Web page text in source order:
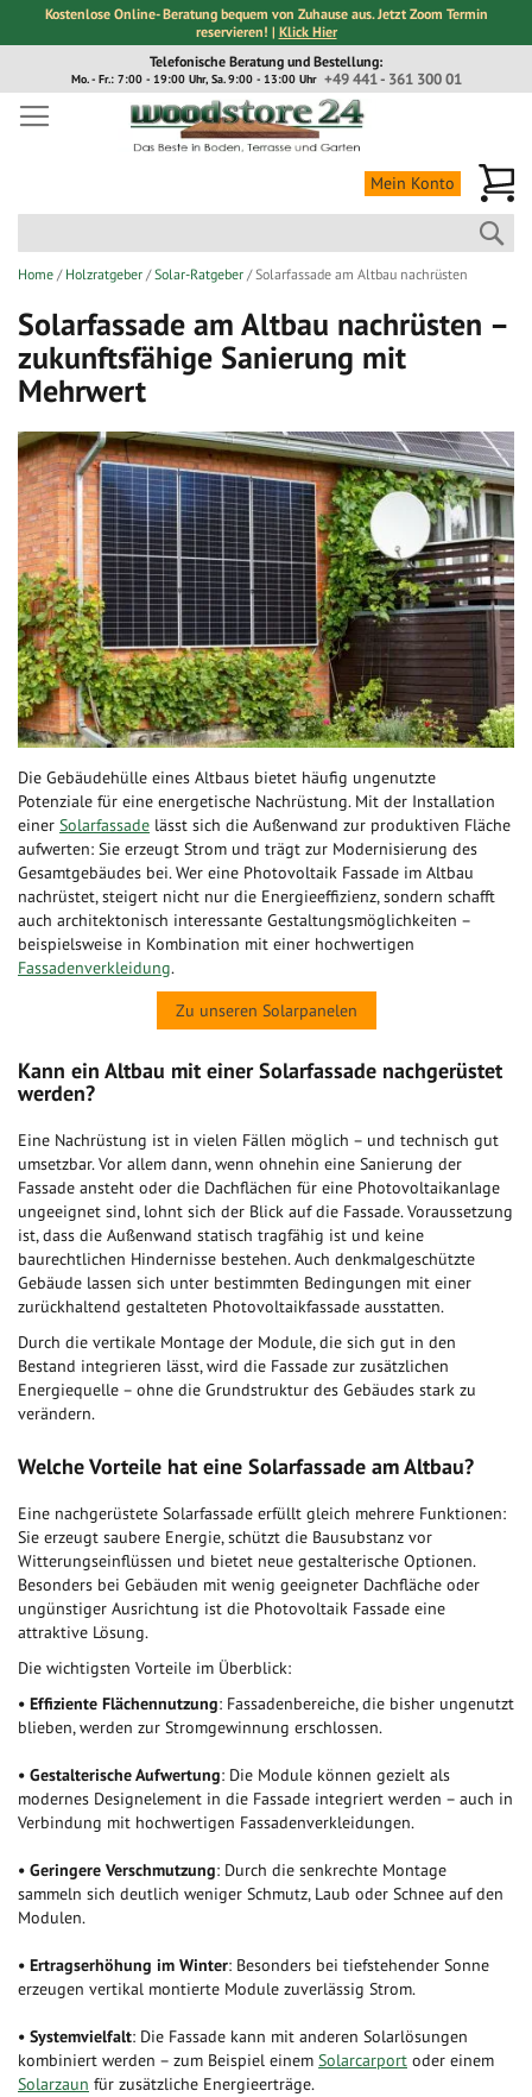
Kostenlose Online- Beratung bequem von Zuhause aus. Jetzt Zoom Termin
reservieren! | Klick Hier
Inhalt
Telefonische Beratung und Bestellung:
+49 441 - 361 300 01
Mo. - Fr.: 7:00 - 19:00 Uhr, Sa. 9:00 - 13:00 Uhr
Mein Konto
Home Holzratgeber Solar-Ratgeber Solarfassade am Altbau nachrüsten
Solarfassade am Altbau nachrüsten –
zukunftsfähige Sanierung mit
Mehrwert
Die Gebäudehülle eines Altbaus bietet häufig ungenutzte
Potenziale für eine energetische Nachrüstung. Mit der Installation
einer Solarfassade lässt sich die Außenwand zur produktiven Fläche
aufwerten: Sie erzeugt Strom und trägt zur Modernisierung des
Gesamtgebäudes bei. Wer eine Photovoltaik Fassade im Altbau
nachrüstet, steigert nicht nur die Energieeffizienz, sondern schafft
auch architektonisch interessante Gestaltungsmöglichkeiten –
beispielsweise in Kombination mit einer hochwertigen
Fassadenverkleidung.
Zu unseren Solarpanelen
Kann ein Altbau mit einer Solarfassade nachgerüstet
werden?
Eine Nachrüstung ist in vielen Fällen möglich – und technisch gut
umsetzbar. Vor allem dann, wenn ohnehin eine Sanierung der
Fassade ansteht oder die Dachflächen für eine Photovoltaikanlage
ungeeignet sind, lohnt sich der Blick auf die Fassade. Voraussetzung
ist, dass die Außenwand statisch tragfähig ist und keine
baurechtlichen Hindernisse bestehen. Auch denkmalgeschützte
Gebäude lassen sich unter bestimmten Bedingungen mit einer
zurückhaltend gestalteten Photovoltaikfassade ausstatten.
Durch die vertikale Montage der Module, die sich gut in den
Bestand integrieren lässt, wird die Fassade zur zusätzlichen
Energiequelle – ohne die Grundstruktur des Gebäudes stark zu
verändern.
Welche Vorteile hat eine Solarfassade am Altbau?
Eine nachgerüstete Solarfassade erfüllt gleich mehrere Funktionen:
Sie erzeugt saubere Energie, schützt die Bausubstanz vor
Witterungseinflüssen und bietet neue gestalterische Optionen.
Besonders bei Gebäuden mit wenig geeigneter Dachfläche oder
ungünstiger Ausrichtung ist die Photovoltaik Fassade eine
attraktive Lösung.
Die wichtigsten Vorteile im Überblick:
• Effiziente Flächennutzung: Fassadenbereiche, die bisher ungenutzt
blieben, werden zur Stromgewinnung erschlossen.
• Gestalterische Aufwertung: Die Module können gezielt als
modernes Designelement in die Fassade integriert werden – auch in
Verbindung mit hochwertigen Fassadenverkleidungen.
• Geringere Verschmutzung: Durch die senkrechte Montage
sammeln sich deutlich weniger Schmutz, Laub oder Schnee auf den
Modulen.
• Ertragserhöhung im Winter: Besonders bei tiefstehender Sonne
erzeugen vertikal montierte Module zuverlässig Strom.
• Systemvielfalt: Die Fassade kann mit anderen Solarlösungen
kombiniert werden – zum Beispiel einem Solarcarport oder einem
Solarzaun für zusätzliche Energieerträge.